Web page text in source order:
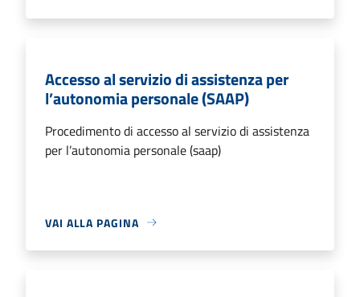
Accesso al servizio di assistenza per
l’autonomia personale (SAAP)
Procedimento di accesso al servizio di assistenza
per l’autonomia personale (saap)
VAI ALLA PAGINA